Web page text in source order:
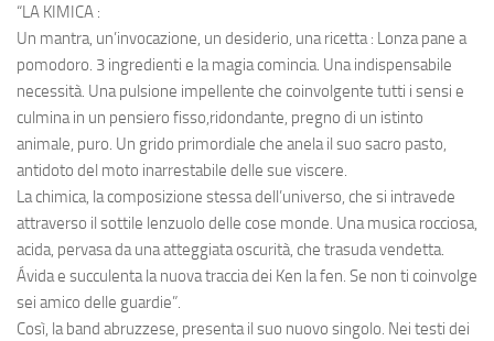
“LA KIMICA :
Un mantra, un’invocazione, un desiderio, una ricetta : Lonza pane a
pomodoro. 3 ingredienti e la magia comincia. Una indispensabile
necessità. Una pulsione impellente che coinvolgente tutti i sensi e
culmina in un pensiero fisso,ridondante, pregno di un istinto
animale, puro. Un grido primordiale che anela il suo sacro pasto,
antidoto del moto inarrestabile delle sue viscere.
La chimica, la composizione stessa dell’universo, che si intravede
attraverso il sottile lenzuolo delle cose monde. Una musica rocciosa,
acida, pervasa da una atteggiata oscurità, che trasuda vendetta.
Ávida e succulenta la nuova traccia dei Ken la fen. Se non ti coinvolge
sei amico delle guardie”.
Così, la band abruzzese, presenta il suo nuovo singolo. Nei testi dei